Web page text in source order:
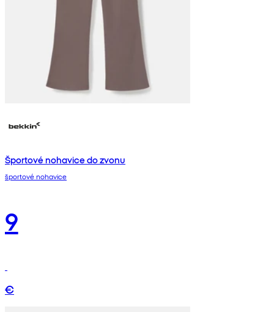
Športové nohavice do zvonu
športové nohavice
9
€